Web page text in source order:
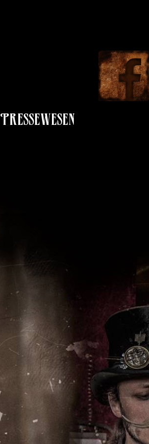
Pressewesen